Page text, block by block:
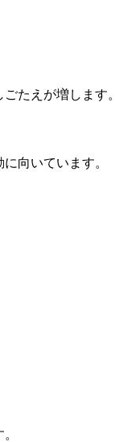
たえが増します。
向いています。